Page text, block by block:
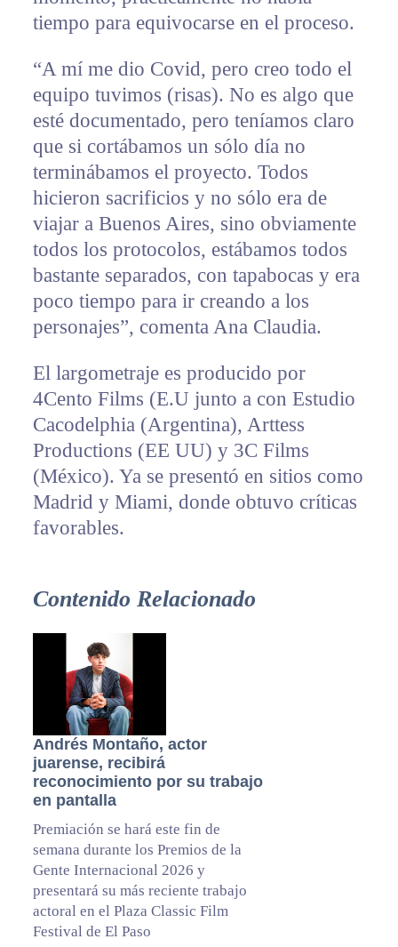
tiempo para equivocarse en el proceso.
“A mí me dio Covid, pero creo todo el
equipo tuvimos (risas). No es algo que
esté documentado, pero teníamos claro
que si cortábamos un sólo día no
terminábamos el proyecto. Todos
hicieron sacrificios y no sólo era de
viajar a Buenos Aires, sino obviamente
todos los protocolos, estábamos todos
bastante separados, con tapabocas y era
poco tiempo para ir creando a los
personajes”, comenta Ana Claudia.
El largometraje es producido por
4Cento Films (E.U junto a con Estudio
Cacodelphia (Argentina), Arttess
Productions (EE UU) y 3C Films
(México). Ya se presentó en sitios como
Madrid y Miami, donde obtuvo críticas
favorables.
Contenido Relacionado
Andrés Montaño, actor
juarense, recibirá
reconocimiento por su trabajo
en pantalla
Premiación se hará este fin de
semana durante los Premios de la
Gente Internacional 2026 y
presentará su más reciente trabajo
actoral en el Plaza Classic Film
Festival de El Paso